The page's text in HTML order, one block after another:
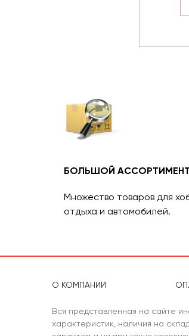
БОЛЬШОЙ АССОРТИМЕНТ
Множество товаров для
отдыха и автомобилей.
О КОМПАНИИ
Вся представленная на сайте
характеристик, наличия на